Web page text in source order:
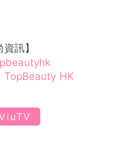
訊】
TopBeauty HK